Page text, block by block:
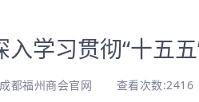
学习贯彻“十五
都福州商会官网 查看次数:2416